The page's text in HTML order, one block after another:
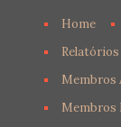
Home
Membros
Membros